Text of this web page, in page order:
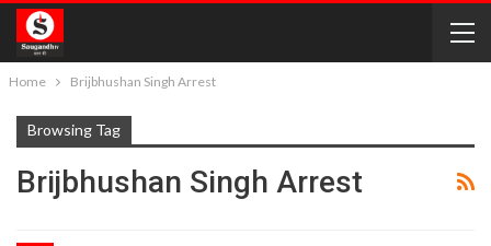
Home Brijbhushan Singh Arrest
Browsing Tag
Brijbhushan Singh Arrest